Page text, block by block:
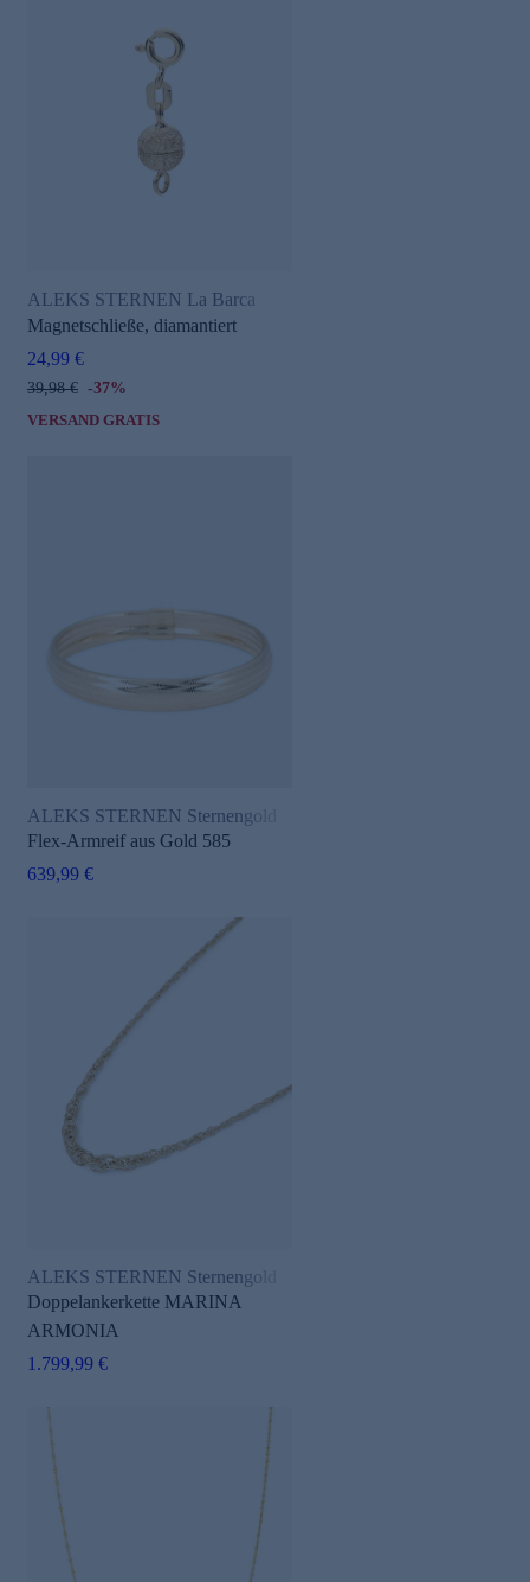
ALEKS STERNEN La Barca
Magnetschließe, diamantiert
24,99 €
39,98 € -37%
VERSAND GRATIS
ALEKS STERNEN Sternengold
Flex-Armreif aus Gold 585
639,99 €
ALEKS STERNEN Sternengold
Doppelankerkette MARINA
ARMONIA
1.799,99 €